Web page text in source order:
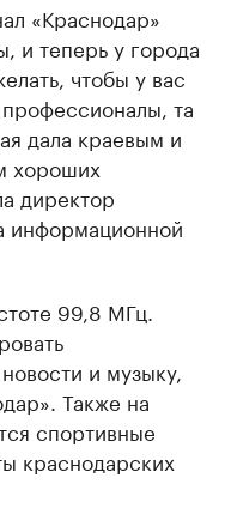
«Краснодар»
и теперь у города
чтобы у вас
та
дала краевым и
хороших
директор
информационной
99,8 МГц.
и музыку,
Также на
спортивные
краснодарских